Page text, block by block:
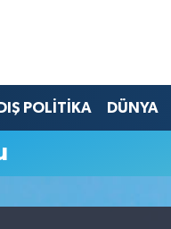
DIŞ POLİTİKA DÜNYA